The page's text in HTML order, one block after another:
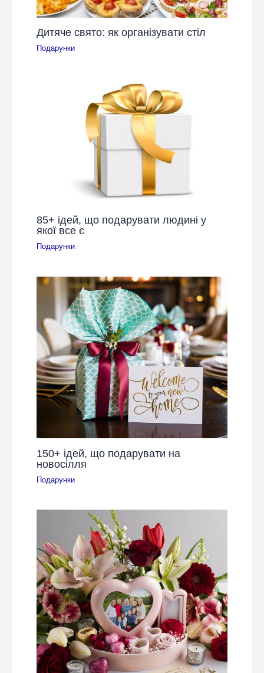
Дитяче свято: як організувати стіл
Подарунки
85+ ідей, що подарувати людині у
якої все є
Подарунки
150+ ідей, що подарувати на
новосілля
Подарунки